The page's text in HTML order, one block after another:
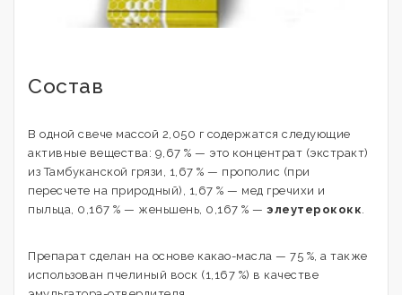
Состав
В одной свече массой 2,050 г содержатся следующие
активные вещества: 9,67 % — это концентрат (экстракт)
из Тамбуканской грязи, 1,67 % — прополис (при
пересчете на природный), 1,67 % — мед гречихи и
пыльца, 0,167 % — женьшень, 0,167 % — элеутерококк
Препарат сделан на основе какао-масла — 75 %, а также
использован пчелиный воск (1,167 %) в качестве